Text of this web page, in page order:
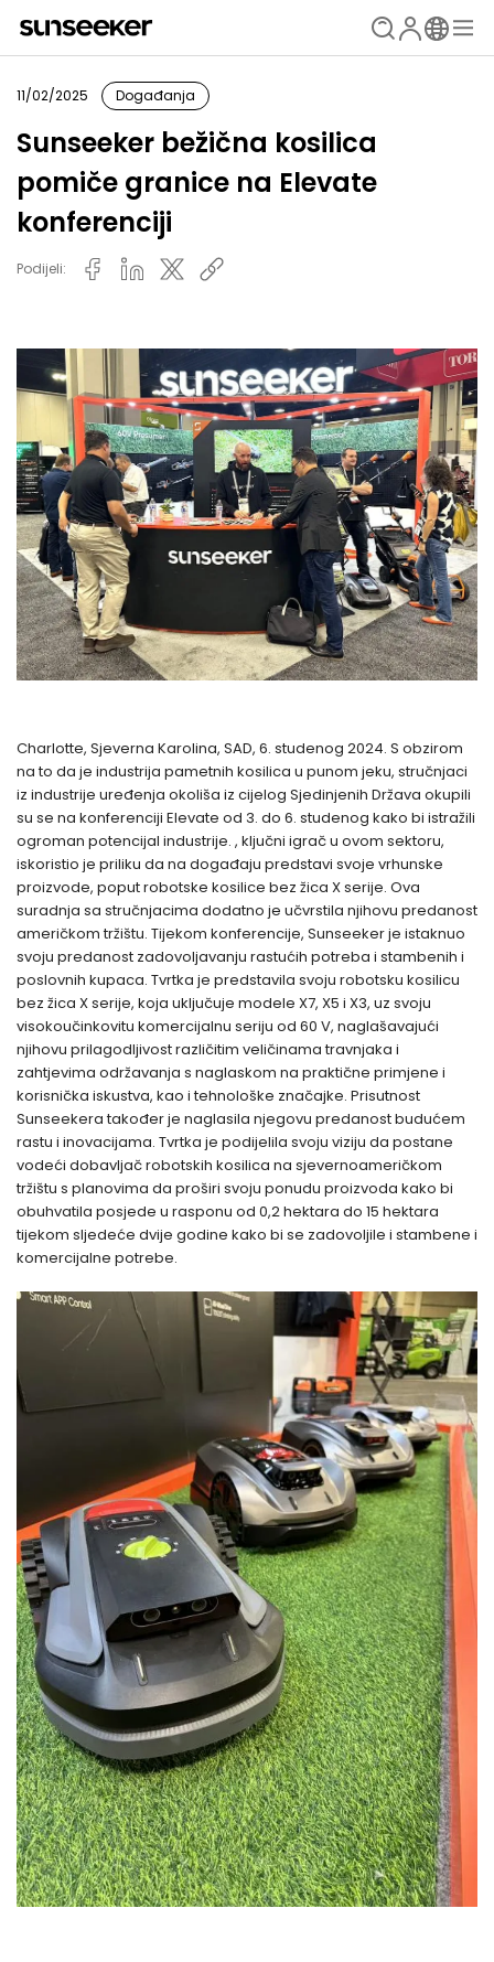
11/02/2025 Događanja
Sunseeker bežična kosilica
pomiče granice na Elevate
konferenciji
Podijeli:
Charlotte, Sjeverna Karolina, SAD, 6. studenog 2024. S obzirom
na to da je industrija pametnih kosilica u punom jeku, stručnjaci
iz industrije uređenja okoliša iz cijelog Sjedinjenih Država okupili
su se na konferenciji Elevate od 3. do 6. studenog kako bi istražili
ogroman potencijal industrije. , ključni igrač u ovom sektoru,
iskoristio je priliku da na događaju predstavi svoje vrhunske
proizvode, poput robotske kosilice bez žica X serije. Ova
suradnja sa stručnjacima dodatno je učvrstila njihovu predanost
američkom tržištu. Tijekom konferencije, Sunseeker je istaknuo
svoju predanost zadovoljavanju rastućih potreba i stambenih i
poslovnih kupaca. Tvrtka je predstavila svoju robotsku kosilicu
bez žica X serije, koja uključuje modele X7, X5 i X3, uz svoju
visokoučinkovitu komercijalnu seriju od 60 V, naglašavajući
njihovu prilagodljivost različitim veličinama travnjaka i
zahtjevima održavanja s naglaskom na praktične primjene i
korisnička iskustva, kao i tehnološke značajke. Prisutnost
Sunseekera također je naglasila njegovu predanost budućem
rastu i inovacijama. Tvrtka je podijelila svoju viziju da postane
vodeći dobavljač robotskih kosilica na sjevernoameričkom
tržištu s planovima da proširi svoju ponudu proizvoda kako bi
obuhvatila posjede u rasponu od 0,2 hektara do 15 hektara
tijekom sljedeće dvije godine kako bi se zadovoljile i stambene i
komercijalne potrebe.